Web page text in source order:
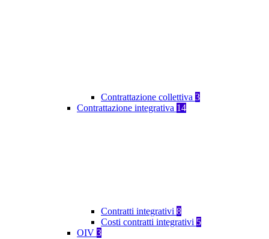
Contrattazione collettiva 3
Contrattazione integrativa 14
Contratti integrativi 8
Costi contratti integrativi 5
OIV 3